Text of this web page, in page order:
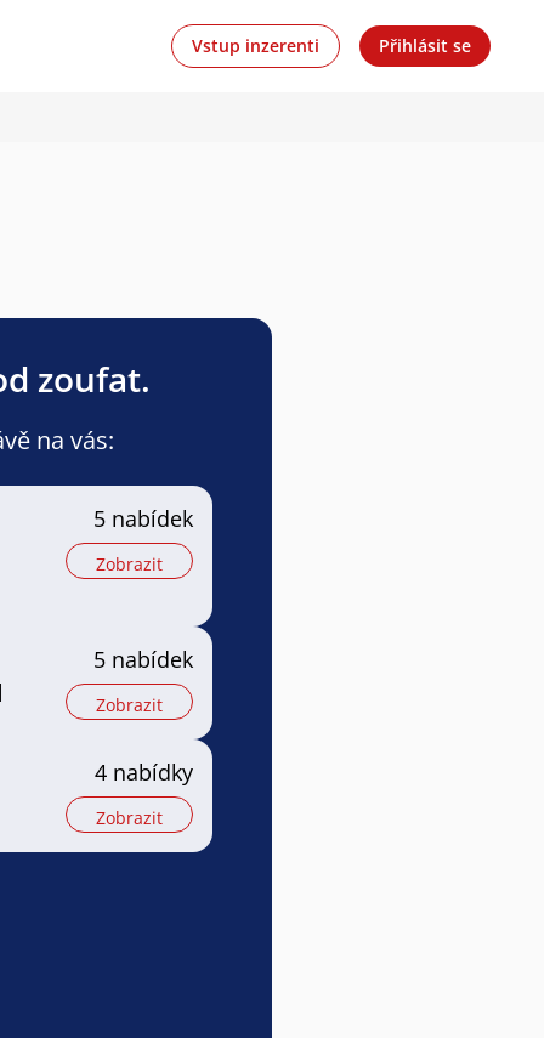
Vstup inzerenti Přihlásit se
zoufat.
na vás:
5 nabídek
Zobrazit
5 nabídek
Zobrazit
4 nabídky
Zobrazit